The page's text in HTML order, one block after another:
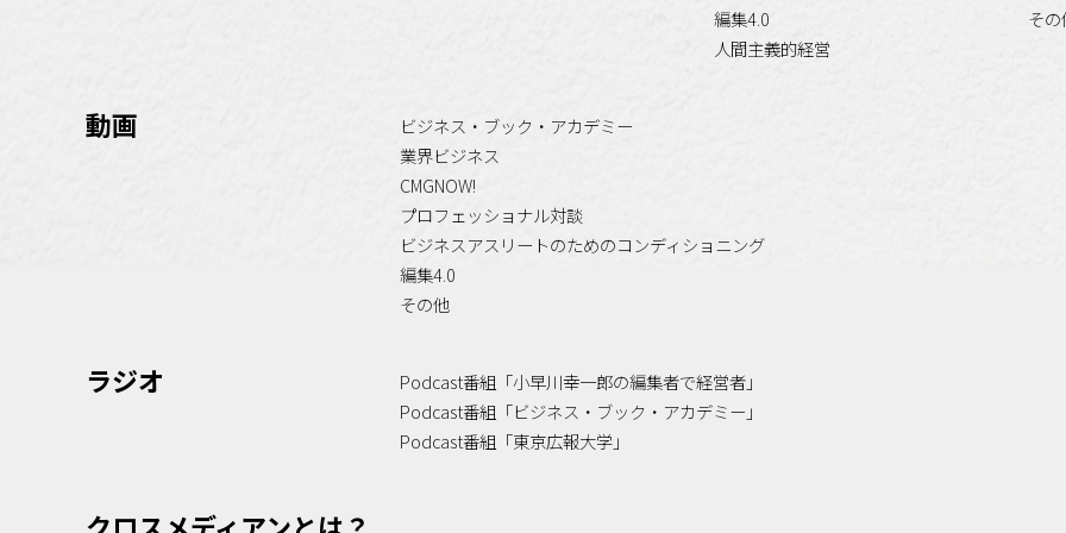
編集4.0
人間主義的経営
その
動画
ビジネス・ブック・アカデミー
業界ビジネス
CMGNOW!
プロフェッショナル対談
ビジネスアスリートのためのコンディショニング
編集4.0
その他
ラジオ
Podcast番組「小早川幸一郎の編集者で経営者」
Podcast番組「ビジネス・ブック・アカデミー」
Podcast番組「東京広報大学」